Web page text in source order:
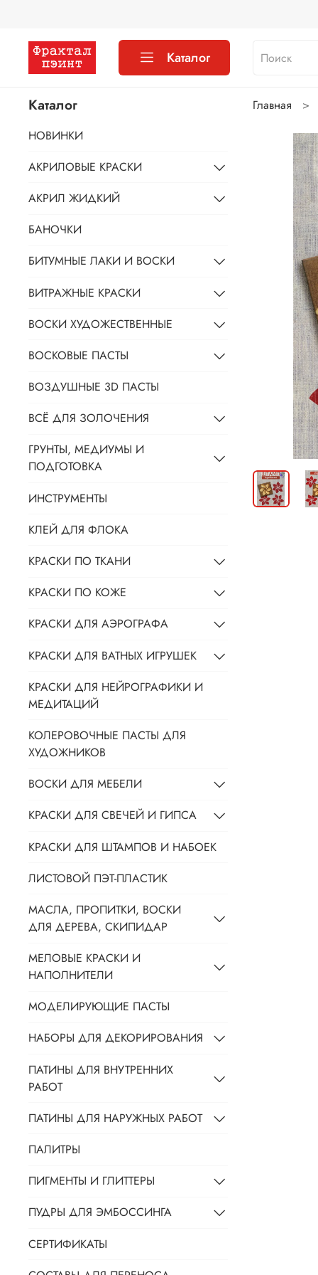
Каталог
Главная
Каталог
НОВИНКИ
АКРИЛОВЫЕ КРАСКИ
АКРИЛ ЖИДКИЙ
БАНОЧКИ
БИТУМНЫЕ ЛАКИ И ВОСКИ
ВИТРАЖНЫЕ КРАСКИ
ВОСКИ ХУДОЖЕСТВЕННЫЕ
ВОСКОВЫЕ ПАСТЫ
ВОЗДУШНЫЕ 3D ПАСТЫ
ВСЁ ДЛЯ ЗОЛОЧЕНИЯ
ГРУНТЫ, МЕДИУМЫ И
ПОДГОТОВКА
ИНСТРУМЕНТЫ
КЛЕЙ ДЛЯ ФЛОКА
КРАСКИ ПО ТКАНИ
КРАСКИ ПО КОЖЕ
КРАСКИ ДЛЯ АЭРОГРАФА
КРАСКИ ДЛЯ ВАТНЫХ ИГРУШЕК
КРАСКИ ДЛЯ НЕЙРОГРАФИКИ И
МЕДИТАЦИЙ
КОЛЕРОВОЧНЫЕ ПАСТЫ ДЛЯ
ХУДОЖНИКОВ
ВОСКИ ДЛЯ МЕБЕЛИ
КРАСКИ ДЛЯ СВЕЧЕЙ И ГИПСА
КРАСКИ ДЛЯ ШТАМПОВ И НАБОЕК
ЛИСТОВОЙ ПЭТ-ПЛАСТИК
МАСЛА, ПРОПИТКИ, ВОСКИ
ДЛЯ ДЕРЕВА, СКИПИДАР
МЕЛОВЫЕ КРАСКИ И
НАПОЛНИТЕЛИ
МОДЕЛИРУЮЩИЕ ПАСТЫ
НАБОРЫ ДЛЯ ДЕКОРИРОВАНИЯ
ПАТИНЫ ДЛЯ ВНУТРЕННИХ
РАБОТ
ПАТИНЫ ДЛЯ НАРУЖНЫХ РАБОТ
ПАЛИТРЫ
ПИГМЕНТЫ И ГЛИТТЕРЫ
ПУДРЫ ДЛЯ ЭМБОССИНГА
СЕРТИФИКАТЫ